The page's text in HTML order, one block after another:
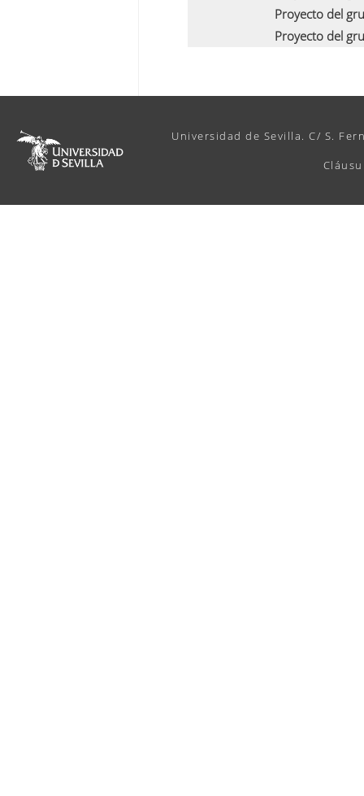
Proyecto del
Proyecto del
Universidad de Sevilla. C/ S.